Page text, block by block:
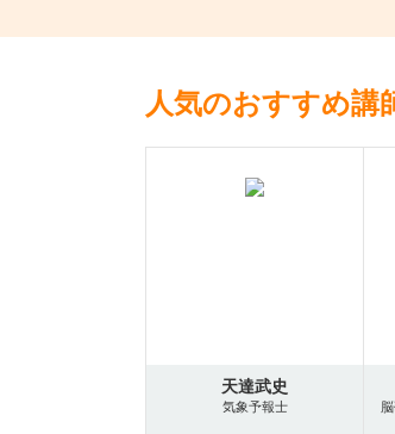
人気のおすすめ講
天達武史
気象予報士